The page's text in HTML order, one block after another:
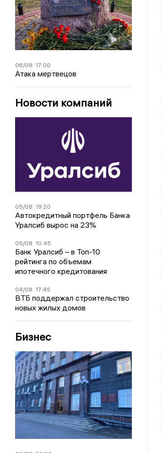
06/08 17:00
Атака мертвецов
Новости компаний
05/08 19:20
Автокредитный портфель Банка
Уралсиб вырос на 23%
05/08 10:45
Банк Уралсиб – в Топ-10
рейтинга по объемам
ипотечного кредитования
04/08 17:45
ВТБ поддержал строительство
новых жилых домов
Бизнес